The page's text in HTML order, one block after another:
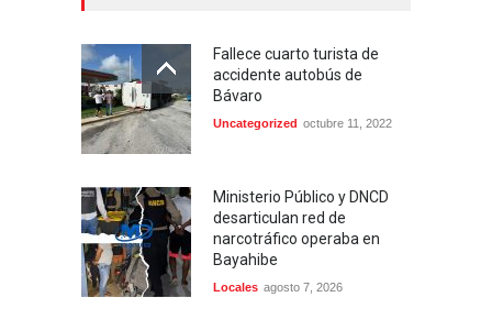
Fallece cuarto turista de
accidente autobús de
Bávaro
Uncategorized octubre 11, 2022
Ministerio Público y DNCD
desarticulan red de
narcotráfico operaba en
Bayahibe
Locales agosto 7, 2026